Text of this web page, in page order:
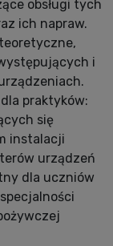
obsługi tych
ich napraw.
i
praktyków:
się
instalacji
urządzeń
dla uczniów